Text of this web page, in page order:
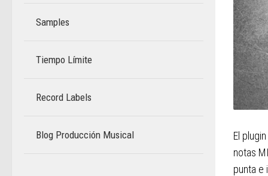
El
notas
punta e
Samples
Tiempo Límite
–
Record Labels
Blog Producción Musical
–